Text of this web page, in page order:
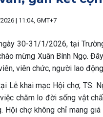
| 11:04, GMT+7
30-31/1/2026, tại
mừng Xuân Bính Ngọ.
viên chức, người lao
Lễ khai mạc Hội chợ, TS.
chăm lo đời sống vật
Hội chợ không chỉ mang